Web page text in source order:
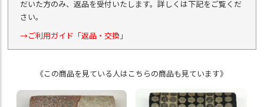
だいた方のみ、返品を受付いたします。詳しくは下記をご覧くだ
さい。
→ご利用ガイド「返品・交換」
《この商品を見ている人はこちらの商品も見ています》